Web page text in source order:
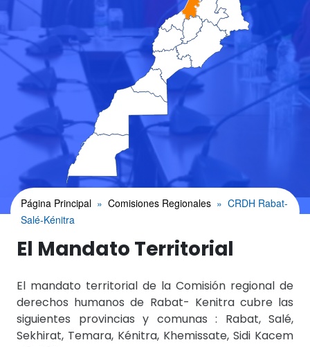
Página Principal Comisiones Regionales
CRDH Rabat-
Salé-Kénitra
El Mandato Territorial
El mandato territorial de la Comisión regional de
derechos humanos de Rabat- Kenitra cubre las
siguientes provincias y comunas : Rabat, Salé,
Sekhirat, Temara, Kénitra, Khemissate, Sidi Kacem